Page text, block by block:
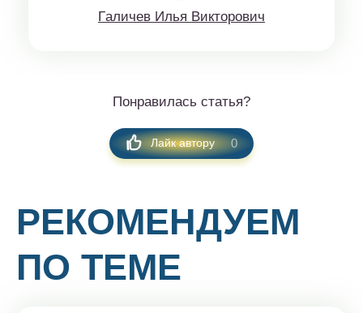
Гaличeв Илья Виктoрoвич
Понравилась статья?
Лайк автору 0
РЕКОМЕНДУЕМ
ПО ТЕМЕ